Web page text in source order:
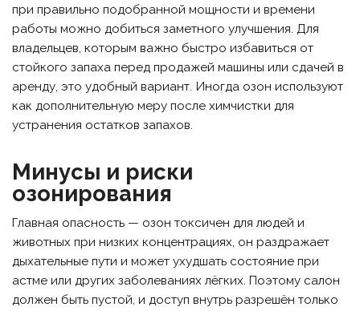
при правильно подобранной мощности и времени
работы можно добиться заметного улучшения. Для
владельцев, которым важно быстро избавиться от
стойкого запаха перед продажей машины или сдачей в
аренду, это удобный вариант. Иногда озон используют
как дополнительную меру после химчистки для
устранения остатков запахов.
Минусы и риски
озонирования
Главная опасность — озон токсичен для людей и
животных при низких концентрациях, он раздражает
дыхательные пути и может ухудшать состояние при
астме или других заболеваниях лёгких. Поэтому салон
должен быть пустой, и доступ внутрь разрешён только